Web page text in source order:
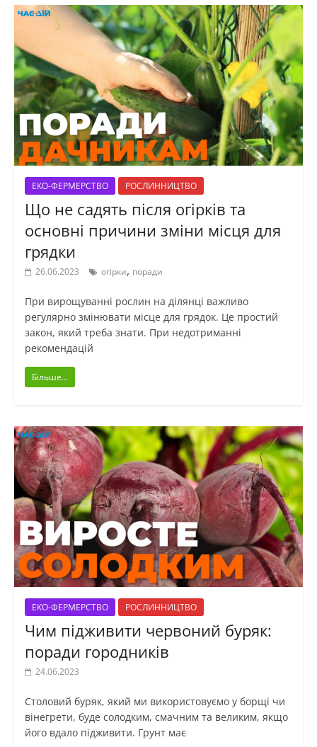
ЕКО-ФЕРМЕРСТВО РОСЛИННИЦТВО
Що не садять після огірків та
основні причини зміни місця для
грядки
26.06.2023 огірки, поради
При вирощуванні рослин на ділянці важливо
регулярно змінювати місце для грядок. Це простий
закон, який треба знати. При недотриманні
рекомендацій
Більше...
ЕКО-ФЕРМЕРСТВО РОСЛИННИЦТВО
Чим підживити червоний буряк:
поради городників
24.06.2023
Столовий буряк, який ми використовуємо у борщі чи
вінегрети, буде солодким, смачним та великим, якщо
його вдало підживити. Грунт має